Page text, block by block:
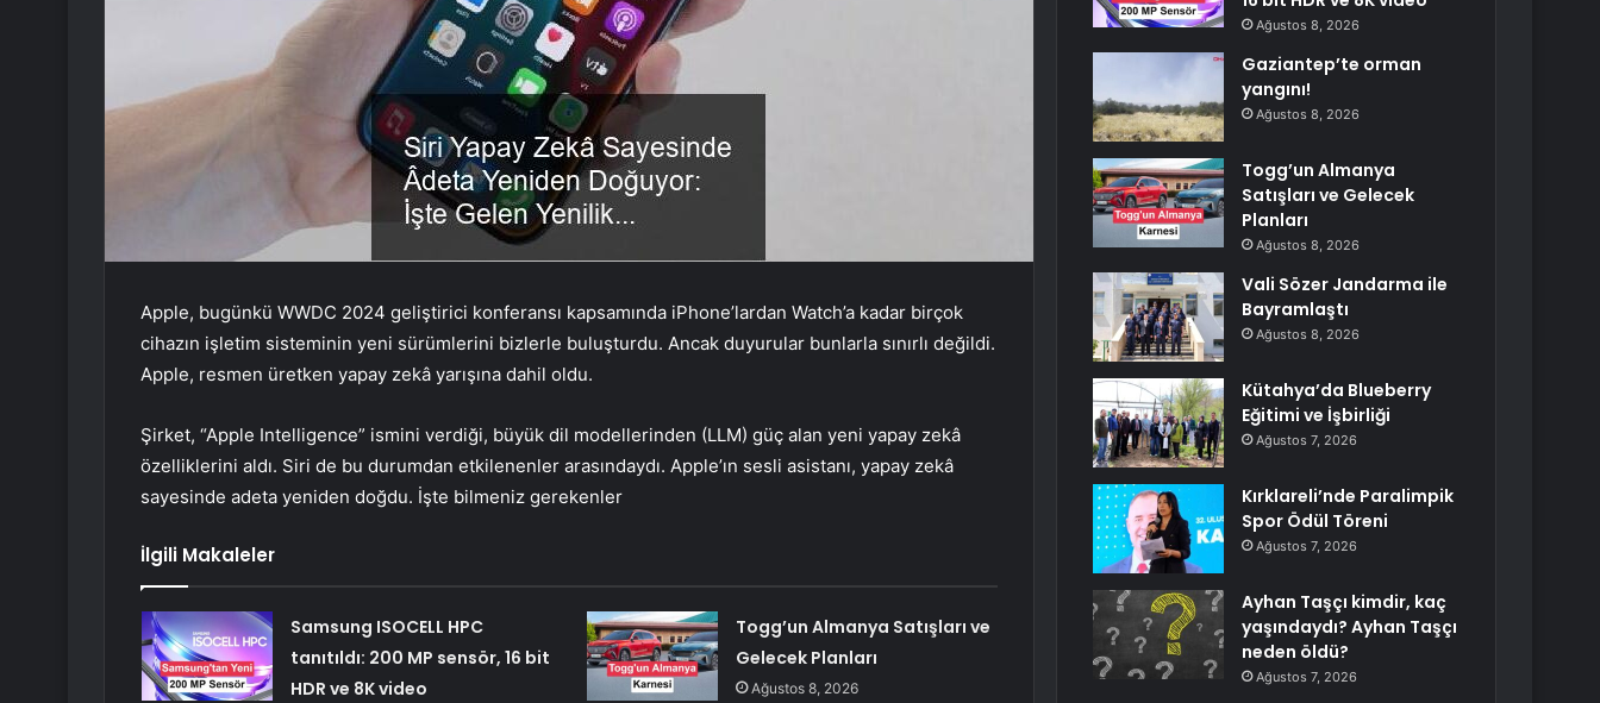
Apple, bugünkü WWDC 2024 geliştirici konferansı kapsamında iPhone’lardan Watch’a kadar birçok
cihazın işletim sisteminin yeni sürümlerini bizlerle buluşturdu. Ancak duyurular bunlarla sınırlı değildi.
Apple, resmen üretken yapay zekâ yarışına dahil oldu.
Şirket, “Apple Intelligence” ismini verdiği, büyük dil modellerinden (LLM) güç alan yeni yapay zekâ
özelliklerini aldı. Siri de bu durumdan etkilenenler arasındaydı. Apple’ın sesli asistanı, yapay zekâ
sayesinde adeta yeniden doğdu. İşte bilmeniz gerekenler
İlgili Makaleler
Samsung ISOCELL HPC
tanıtıldı: 200 MP sensör, 16 bit
HDR ve 8K video
Togg’un Almanya Satışları ve
Gelecek Planları
Ağustos 8, 2026
Ağustos 8, 2026
Gaziantep’te orman
yangını!
Ağustos 8, 2026
Togg’un Almanya
Satışları ve Gelecek
Planları
Ağustos 8, 2026
Vali Sözer Jandarma ile
Bayramlaştı
Ağustos 8, 2026
Kütahya’da Blueberry
Eğitimi ve İşbirliği
Ağustos 7, 2026
Kırklareli’nde Paralimpik
Spor Ödül Töreni
Ağustos 7, 2026
Ayhan Taşçı kimdir, kaç
yaşındaydı? Ayhan Taşçı
neden öldü?
Ağustos 7, 2026